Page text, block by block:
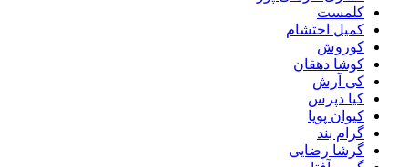
کلمست
کمیل احتشام
کوروش
کوشا دهقان
کی آرش
کیا دپرس
کیوان پویا
گرام بند
گرشا رضایی